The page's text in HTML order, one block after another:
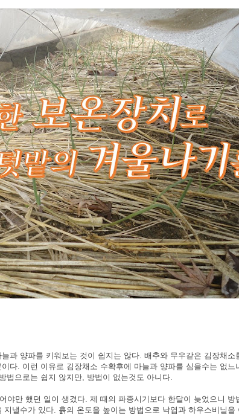
과 양파를 키워보는 것이 쉽지는 않다. 배추와 무우같은 김장채소
이다. 이런 이유로 김장채소 수확후에 마늘과 양파를 심을수는 없느
법으로는 쉽지 않지만, 방법이 없는것도 아니다.
야만 했던 일이 생겼다. 제 때의 파종시기보다 한달이 늦었으니 방
지낼수가 있다. 흙의 온도을 높이는 방법으로 낙엽과 하우스비닐을